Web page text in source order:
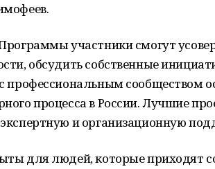
участники смогут
обсудить собственные
профессиональным сообществом
процесса в России. Лучшие
и организационную
для людей, которые приходят